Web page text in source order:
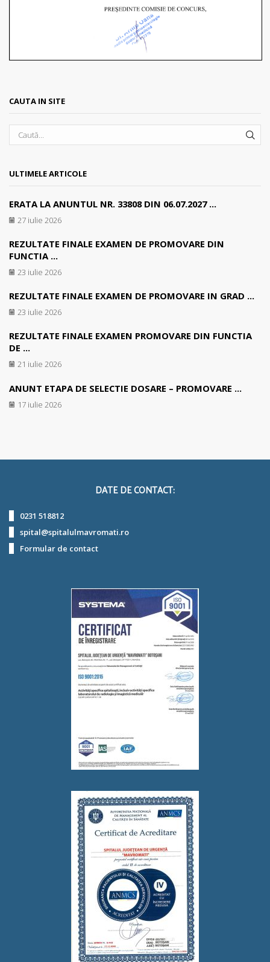
CAUTA IN SITE
ULTIMELE ARTICOLE
ERATA LA ANUNTUL NR. 33808 DIN 06.07.2027 ...
27 iulie 2026
REZULTATE FINALE EXAMEN DE PROMOVARE DIN
FUNCTIA ...
23 iulie 2026
REZULTATE FINALE EXAMEN DE PROMOVARE IN GRAD ...
23 iulie 2026
REZULTATE FINALE EXAMEN PROMOVARE DIN FUNCTIA
DE ...
21 iulie 2026
ANUNT ETAPA DE SELECTIE DOSARE – PROMOVARE ...
17 iulie 2026
DATE DE CONTACT:
0231 518812
spital@spitalulmavromati.ro
Formular de contact